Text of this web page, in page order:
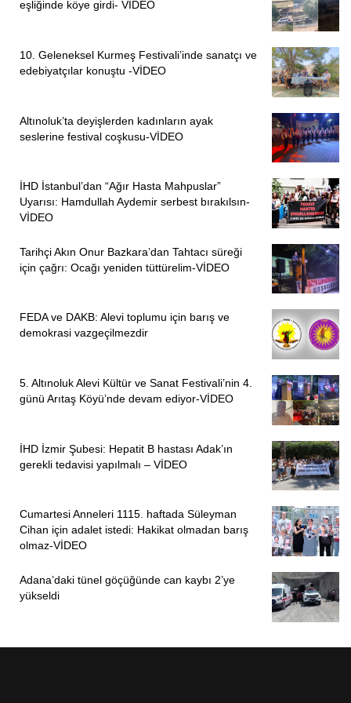
götürdü. Pülümür çayına vardığımızda bizi suyun içinden
geçirdiler. Annem kendini suya attı. Yani su alıp bizi
götürsün diye. Nasıl ki ben bağırdım askerler bizi sudan
çıkardılar. Nazimiye’ye kadar gittiğimizi hatırlıyorum. Orada
bir gün mü kaldık iki gün mü kaldık bilmiyorum.”
“MEĞERSE BİZİ KÜTAHYA’YA SÜRGÜN ETMİŞLER”
Katliamdan kurtulduktan sonra sürgün yollarına düşenAli
“Meğerse bizi Kütahya’ya sürgün etmişler. Kütahya’nın
Simav kazasının Kusurlar diye bir köyü vardı. Bizi o köye
götürmüşlerdi. Annem ve babamın söylediğine göre o
zaman ben dört yaşındaymışım. Babam bizimle değildi.
Sonradan teslim olunca onu da Yozgat’a sürmüşlerdi.
Nasıl ettiyse o yaşlı haliyle geldi bizi buldu. Büyük abim
Ahmet’in eşi de yanımızdaydı. Abim o zaman askerdeydi.
Tezkereyi aldıktan sonra o da geldi bizi buldu. Abimin
Bizimle bir ay kaldıktan sonra o da hanımıyla Derinkuyu’ya
gitmek zorunda kaldı. Abim oraya gidince bizim de
hatırlamıyorum. Abim nüfus kaydımızı Nevşehir’e aldırdı.
Ailemin konuştuğuna göre dört sene de orada kalmışız.
Ben orada okula gittim, diplomamı aldım. Bize orada arazi
vermişlerdi. Bizimkiler sağda solda çalışmaya
başlamışlardı. İki ablam ile yengelerim de çalışmaya
başladılar. O köyde nerede boş yer oluyordu bizi oraya
yerleştiriyorlardı. Güzel bir köydü. O zamanlar 700 haneydi.
Hayatlarını hayvancılık ve tarım yaparak sağlıyorlardı. Bize
de çok iyi davrandılar, yardım ettiler, ekmeklerini
eşliğinde köye girdi- VİDEO
10. Geleneksel Kurmeş Festivali’inde sanatçı ve
edebiyatçılar konuştu -VİDEO
Altınoluk’ta deyişlerden kadınların ayak
seslerine festival coşkusu-VİDEO
İHD İstanbul’dan “Ağır Hasta Mahpuslar”
Uyarısı: Hamdullah Aydemir serbest bırakılsın-
VİDEO
Tarihçi Akın Onur Bazkara’dan Tahtacı süreği
için çağrı: Ocağı yeniden tüttürelim-VİDEO
FEDA ve DAKB: Alevi toplumu için barış ve
demokrasi vazgeçilmezdir
5. Altınoluk Alevi Kültür ve Sanat Festivali’nin 4.
günü Arıtaş Köyü’nde devam ediyor-VİDEO
İHD İzmir Şubesi: Hepatit B hastası Adak’ın
gerekli tedavisi yapılmalı – VİDEO
Cumartesi Anneleri 1115. haftada Süleyman
Cihan için adalet istedi: Hakikat olmadan barış
olmaz-VİDEO
Adana’daki tünel göçüğünde can kaybı 2’ye
yükseldi